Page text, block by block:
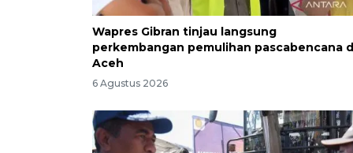
Wapres Gibran tinjau langsung
perkembangan pemulihan pascabencana
Aceh
6 Agustus 2026